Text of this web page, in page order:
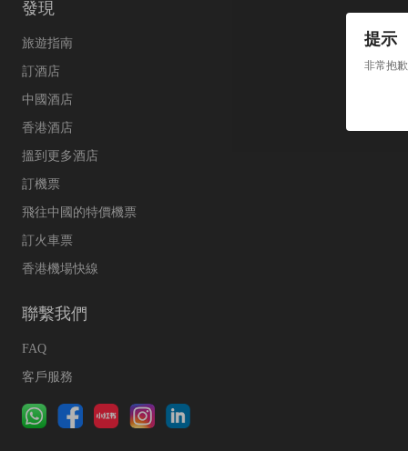
提示
非常抱
發現
旅遊指南
訂酒店
中國酒店
香港酒店
搵到更多酒店
訂機票
飛往中國的特價機票
訂火車票
香港機場快線
聯繫我們
FAQ
客戶服務